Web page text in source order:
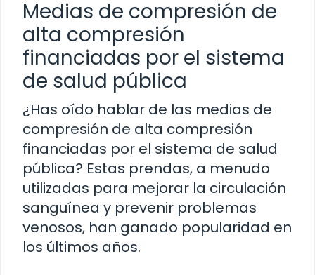
Medias de compresión de
alta compresión
financiadas por el sistema
de salud pública
¿Has oído hablar de las medias de
compresión de alta compresión
financiadas por el sistema de salud
pública? Estas prendas, a menudo
utilizadas para mejorar la circulación
sanguínea y prevenir problemas
venosos, han ganado popularidad en
los últimos años.